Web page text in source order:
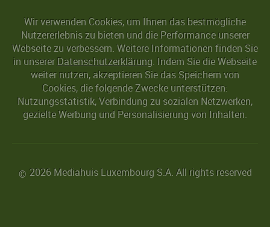
Wir verwenden Cookies, um Ihnen das bestmögliche
Nutzererlebnis zu bieten und die Performance unserer
Webseite zu verbessern. Weitere Informationen finden Sie
in unserer Datenschutzerklärung. Indem Sie die Webseite
weiter nutzen, akzeptieren Sie das Speichern von
Cookies, die folgende Zwecke unterstützen:
Nutzungsstatistik, Verbindung zu sozialen Netzwerken,
gezielte Werbung und Personalisierung von Inhalten.
© 2026 Mediahuis Luxembourg S.A. All rights reserved